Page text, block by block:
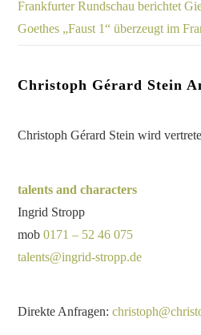
Frankfurter Rundschau berichtet
Goethes „Faust 1“ überzeugt im
Christoph Gérard Stein
Christoph Gérard Stein wird
talents and characters
Ingrid Stropp
mob0171 – 52 46 075
talents@ingrid-stropp.de
Direkte Anfragen: